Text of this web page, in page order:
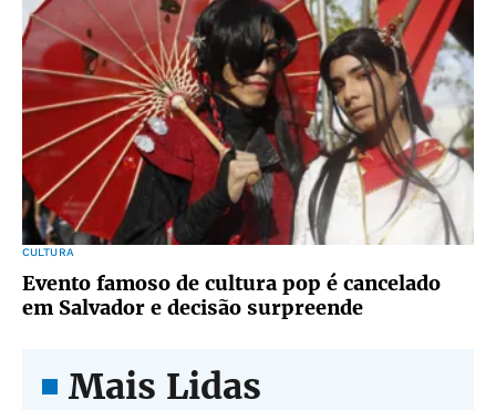
CULTURA
Evento famoso de cultura pop é cancelado
em Salvador e decisão surpreende
Mais Lidas